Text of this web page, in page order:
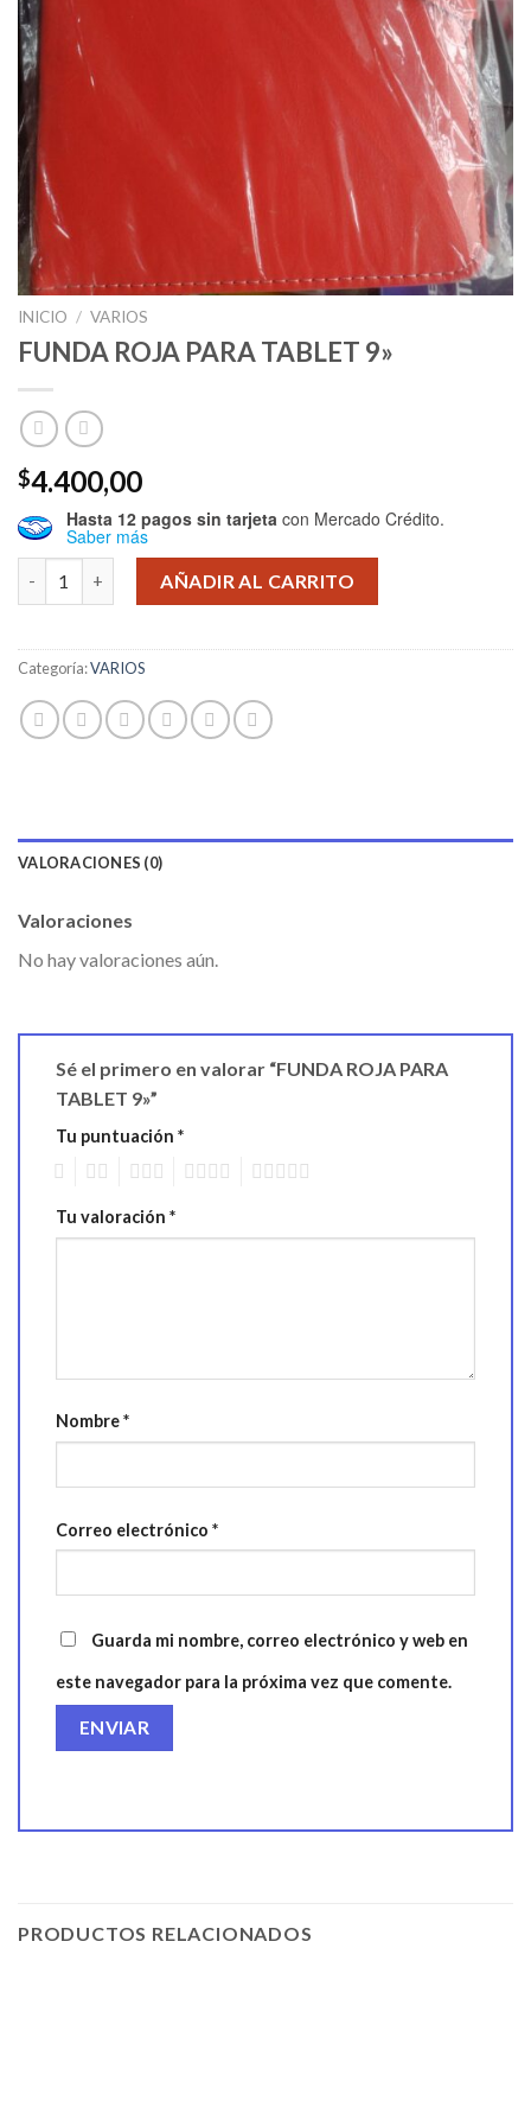
INICIO / VARIOS
FUNDA ROJA PARA TABLET 9»
$4.400,00
Hasta 12 pagos sin tarjeta con Mercado Crédito.
Saber más
FUNDA ROJA PARA TABLET 9'' cantidad
AÑADIR AL CARRITO
Categoría:VARIOS
VALORACIONES (0)
Valoraciones
No hay valoraciones aún.
Sé el primero en valorar “FUNDA ROJA PARA
TABLET 9»”
Tu puntuación *
Tu valoración *
Nombre*
Correo electrónico *
Guarda mi nombre, correo electrónico y web en
este navegador para la próxima vez que comente.
PRODUCTOS RELACIONADOS